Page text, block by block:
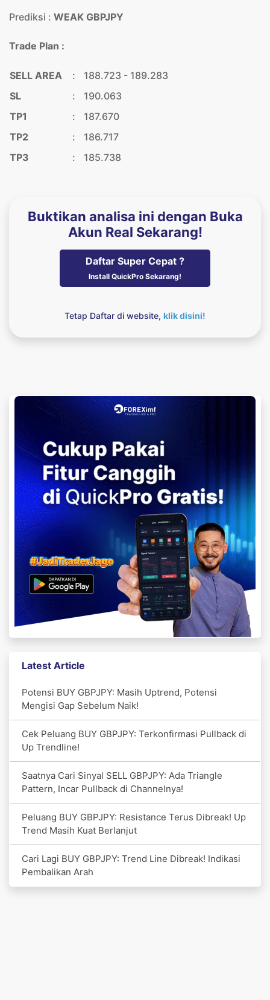
Prediksi : WEAK GBPJPY
Trade Plan :
SELL AREA :
188.723 - 189.283
SL
:
190.063
TP1
:
187.670
TP2
:
186.717
TP3
: 185.738
Buktikan analisa ini dengan Buka
Akun Real Sekarang!
Daftar Super Cepat ?
Install QuickPro Sekarang!
Tetap Daftar di website, klik disini!
Latest Article
Potensi BUY GBPJPY: Masih Uptrend, Potensi
Mengisi Gap Sebelum Naik!
Cek Peluang BUY GBPJPY: Terkonfirmasi Pullback di
Up Trendline!
Saatnya Cari Sinyal SELL GBPJPY: Ada Triangle
Pattern, Incar Pullback di Channelnya!
Peluang BUY GBPJPY: Resistance Terus Dibreak! Up
Trend Masih Kuat Berlanjut
Cari Lagi BUY GBPJPY: Trend Line Dibreak! Indikasi
Pembalikan Arah